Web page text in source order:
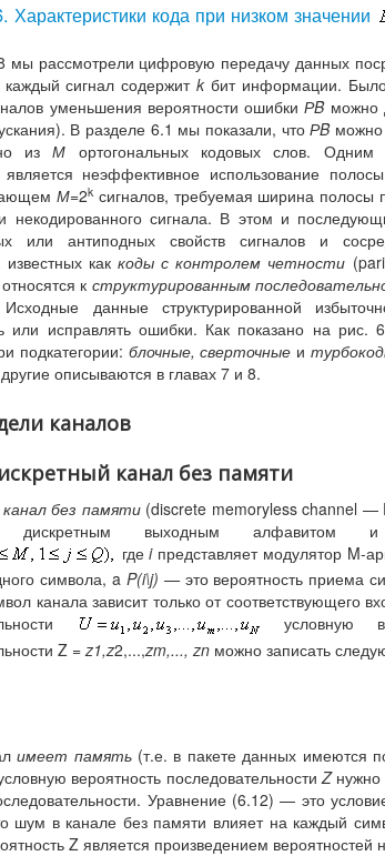
Характеристики кода при низком значении
мы рассмотрели цифровую передачу данных
каждый сигнал содержитk бит информации. Было
уменьшения вероятности ошибкиРBможно
В разделе 6.1 мы показали, чтоРBможно
изМ ортогональных кодовых слов. Одним
является неэффективное использование
М=2kсигналов, требуемая ширина полосы
некодированного сигнала. В этом и
или антиподных свойств сигналов и
известных каккоды с контролем четности
к структурированным
данные структурированной
или исправлять ошибки. Как показано на рис.
подкатегории: блочные, сверточные и
описываются в главах 7 и 8.
каналов
канал без памяти
без памяти (discrete memoryless channel —
дискретным выходным алфавитом и
гдеiпредставляет модулятор M-
символа, a P(i\j) — это вероятность приема
канала зависит только от соответствующего
условную
Z = z1,z2,...,zm,..., zn можно записать
имеет память (т.е. в пакете данных имеются
вероятность последовательности Zнужно
Уравнение (6.12) — это
шум в канале без памяти влияет на каждый
Z является произведением вероятностей